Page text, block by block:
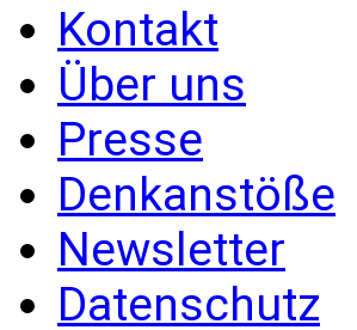
Kontakt
Über uns
Presse
Denkanstöße
Newsletter
Datenschutz